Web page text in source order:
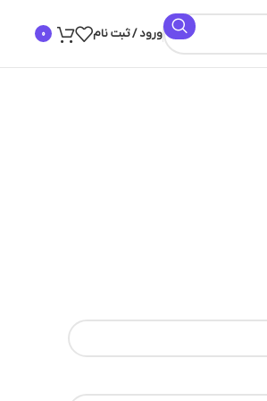
ورود / ثبت نام 0